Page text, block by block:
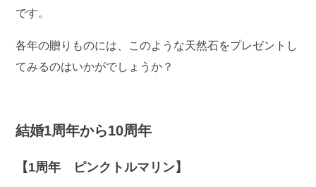
です。
各年の贈りものには、このような天然石をプレゼントし
てみるのはいかがでしょうか？
結婚1周年から10周年
【1周年 ピンクトルマリン】